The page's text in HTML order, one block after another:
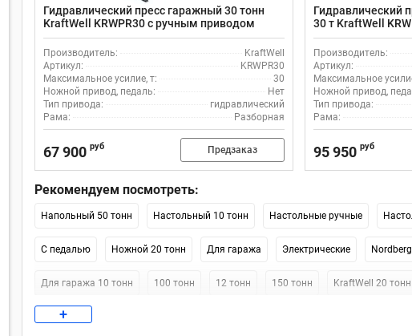
Гидравлический пресс гаражный 30 тонн
KraftWell KRWPR30 с ручным приводом
Производитель:
KraftWell
Артикул:
KRWPR30
Максимальное усилие, т:
30
Ножной привод, педаль:
Нет
Тип привода:
гидравлический
Рама:
Разборная
67 900 руб Предзаказ
Гидравлический
30 т KraftWell
ножной педалью
Производитель:
Артикул:
Максимальное
Ножной привод,
Тип привода:
Рама:
95 950 руб
Рекомендуем посмотреть:
Напольный 50 тонн Настольный 10 тонн Настольные ручные
С педалью Ножной 20 тонн Для гаража Электрические
Для гаража 10 тонн 100 тонн 12 тонн 150 тонн KraftWell 20 тонн
KraftWell 30 тонн
+